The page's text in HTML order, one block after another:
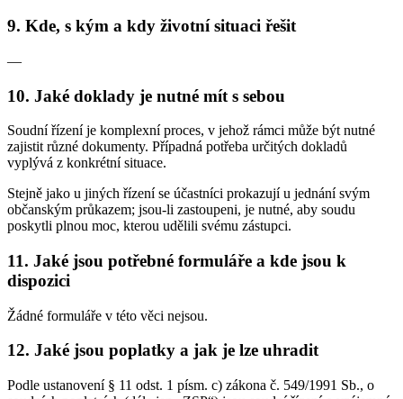
9. Kde, s kým a kdy životní situaci řešit
—
10. Jaké doklady je nutné mít s sebou
Soudní řízení je komplexní proces, v jehož rámci může být nutné
zajistit různé dokumenty. Případná potřeba určitých dokladů
vyplývá z konkrétní situace.
Stejně jako u jiných řízení se účastníci prokazují u jednání svým
občanským průkazem; jsou-li zastoupeni, je nutné, aby soudu
poskytli plnou moc, kterou udělili svému zástupci.
11. Jaké jsou potřebné formuláře a kde jsou k
dispozici
Žádné formuláře v této věci nejsou.
12. Jaké jsou poplatky a jak je lze uhradit
Podle ustanovení § 11 odst. 1 písm. c) zákona č. 549/1991 Sb., o